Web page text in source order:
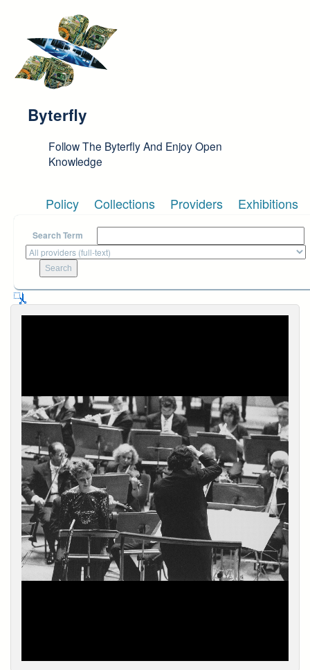
Byterfly
Follow The Byterfly And Enjoy Open
Knowledge
Policy Collections Providers Exhibitions
Search Term